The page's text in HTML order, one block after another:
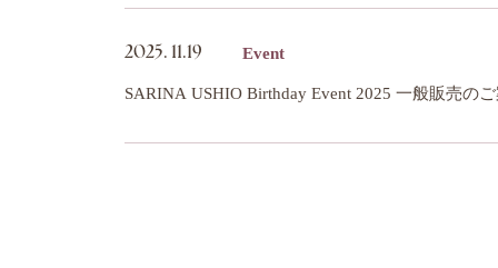
2025. 11.19 Event
SARINA USHIO Birthday Event 2025 一般販売の